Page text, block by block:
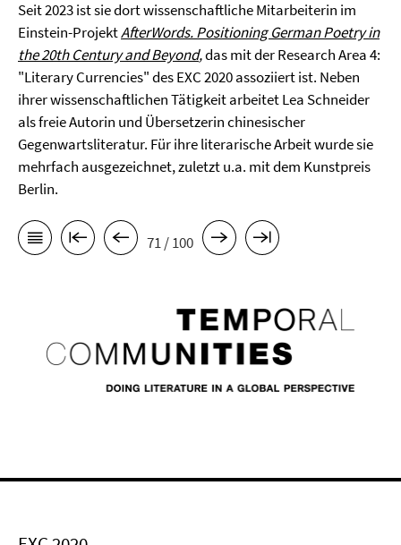
Seit 2023 ist sie dort wissenschaftliche Mitarbeiterin im
Einstein-ProjektAfterWords.Positioning German Poetry in
the 20th Century and Beyond,das mit der Research Area 4:
"Literary Currencies" des EXC 2020 assoziiert ist. Neben
ihrer wissenschaftlichen Tätigkeit arbeitet Lea Schneider
als freie Autorin und Übersetzerin chinesischer
Gegenwartsliteratur. Für ihre literarische Arbeit wurde sie
mehrfach ausgezeichnet, zuletzt u.a. mit dem Kunstpreis
Berlin.
71 / 100